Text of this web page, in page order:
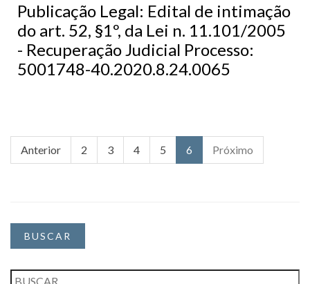
Publicação Legal: Edital de intimação
do art. 52, §1º, da Lei n. 11.101/2005
- Recuperação Judicial Processo:
5001748-40.2020.8.24.0065
Anterior 2 3 4 5 6 Próximo
BUSCAR